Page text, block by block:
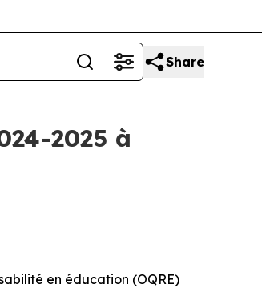
Share
2025 à
en éducation (OQRE)